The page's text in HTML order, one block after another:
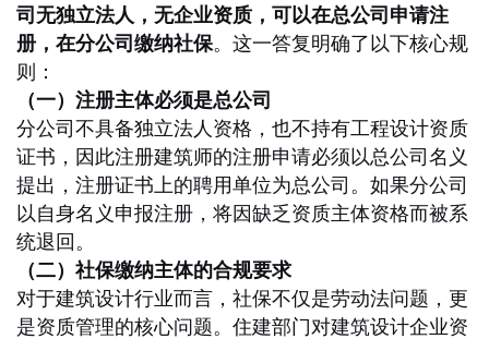
司无独立法人，无企业资质，可以在总公司申请注
册，在分公司缴纳社保。这一答复明确了以下核心规
则：
（一）注册主体必须是总公司
分公司不具备独立法人资格，也不持有工程设计资质
证书，因此注册建筑师的注册申请必须以总公司名义
提出，注册证书上的聘用单位为总公司。如果分公司
以自身名义申报注册，将因缺乏资质主体资格而被系
统退回。
（二）社保缴纳主体的合规要求
对于建筑设计行业而言，社保不仅是劳动法问题，更
是资质管理的核心问题。住建部门对建筑设计企业资